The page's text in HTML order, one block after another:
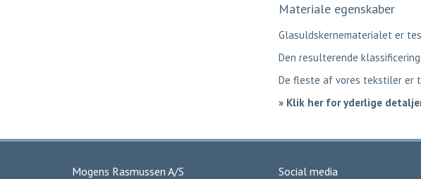
Materiale egenskaber
Glasuldskernematerialet er
Den resulterende
De fleste af vores tekstiler er
» Klik her for yderlige
Mogens Rasmussen A/S Social media